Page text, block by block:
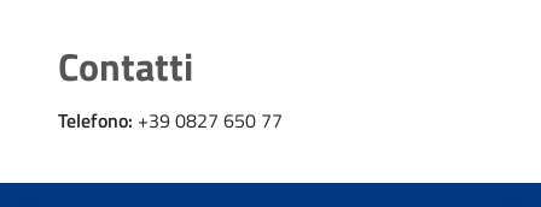
Contatti
Telefono: +39 0827 650 77